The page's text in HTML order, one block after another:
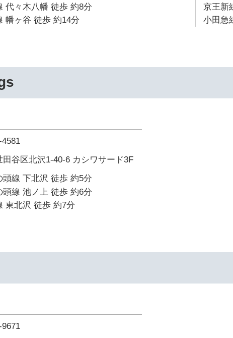
代々木八幡 徒歩 約8分
幡ヶ谷 徒歩 約14分
京王新
小田急
田谷区北沢1-40-6 カシワサード3F
頭線 下北沢 徒歩 約5分
頭線 池ノ上 徒歩 約6分
東北沢 徒歩 約7分